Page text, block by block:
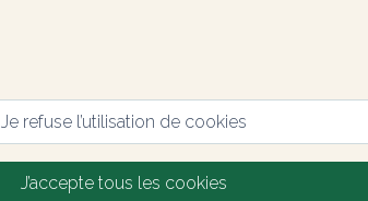
Je refuse l’utilisation de cookies
J’accepte tous les cookies